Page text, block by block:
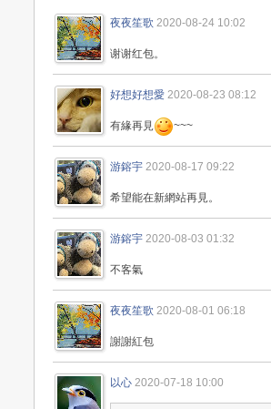
夜夜笙歌 2020-08-24 10:02
谢谢红包。
好想好想愛 2020-08-23 08:12
有緣再見 ~~~
游鎔宇 2020-08-17 09:22
希望能在新網站再見。
游鎔宇 2020-08-03 01:32
不客氣
夜夜笙歌 2020-08-01 06:18
謝謝紅包
以心 2020-07-18 10:00